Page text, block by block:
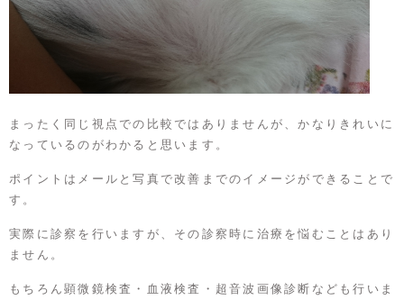
まったく同じ視点での比較ではありませんが、かなりきれいに
なっているのがわかると思います。
ポイントはメールと写真で改善までのイメージができることで
す。
実際に診察を行いますが、その診察時に治療を悩むことはあり
ません。
もちろん顕微鏡検査・血液検査・超音波画像診断なども行いま